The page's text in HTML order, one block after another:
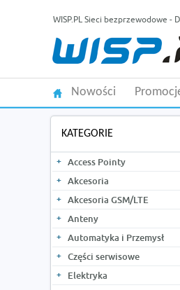
WISP.PL Sieci bezprzewodowe
Nowości
KATEGORIE
Access Pointy
Akcesoria
Akcesoria GSM/LTE
Anteny
Automatyka i Przemysł
Części serwisowe
Elektryka